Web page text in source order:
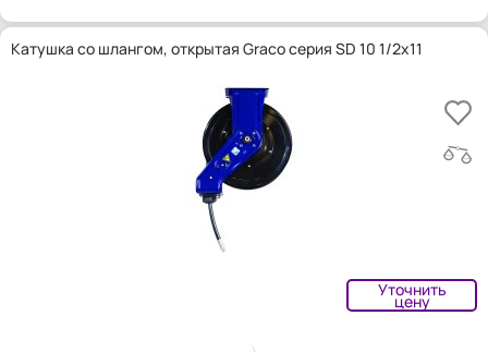
Катушка со шлангом, открытая Graco серия SD 10 1/2x11
Уточнить
цену